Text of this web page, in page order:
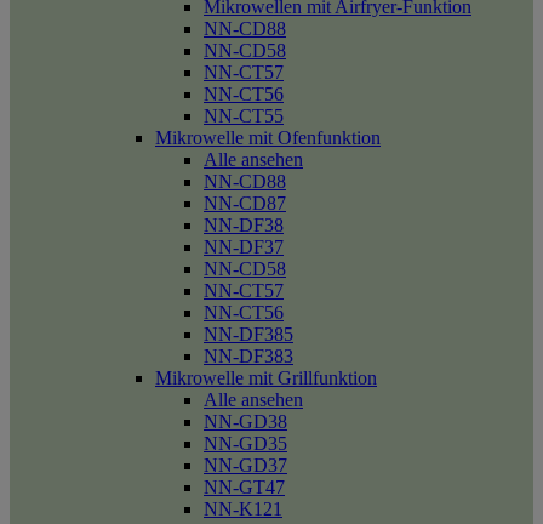
Mikrowellen mit Airfryer-Funktion
NN-CD88
NN-CD58
NN-CT57
NN-CT56
NN-CT55
Mikrowelle mit Ofenfunktion
Alle ansehen
NN-CD88
NN-CD87
NN-DF38
NN-DF37
NN-CD58
NN-CT57
NN-CT56
NN-DF385
NN-DF383
Mikrowelle mit Grillfunktion
Alle ansehen
NN-GD38
NN-GD35
NN-GD37
NN-GT47
NN-K121